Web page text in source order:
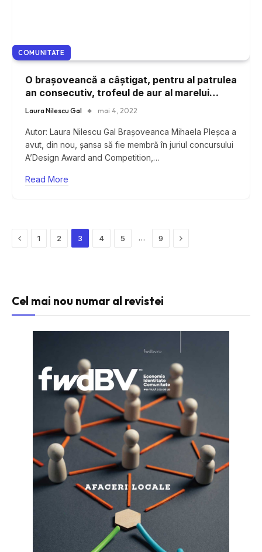
COMUNITATE
O brașoveancă a câștigat, pentru al patrulea
an consecutiv, trofeul de aur al marelui
public la cea mai prestigioasă competiție de
Laura Nilescu Gal mai 4, 2022
Autor: Laura Nilescu Gal Brașoveanca Mihaela Pleșca a
avut, din nou, șansa să fie membră în juriul concursului
A’Design Award and Competition,…
Read More
Previous
1 2 3 4 5 … 9 Next
Cel mai nou numar al revistei